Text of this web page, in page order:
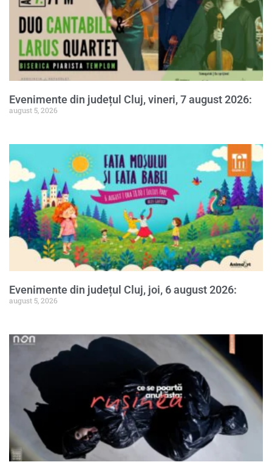
Evenimente din județul Cluj, vineri, 7 august 2026:
august 5, 2026
Evenimente din județul Cluj, joi, 6 august 2026:
august 5, 2026